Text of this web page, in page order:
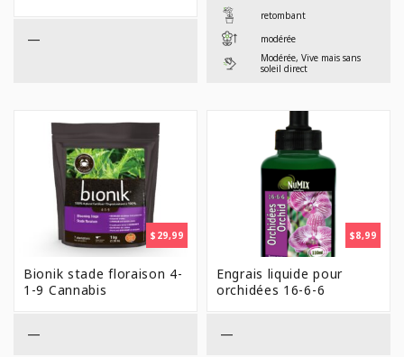
—
retombant
modérée
Modérée, Vive mais sans
soleil direct
$ 29,99
Bionik stade floraison 4-
1-9 Cannabis
—
$8,99
Engrais liquide pour
orchidées 16-6-6
—